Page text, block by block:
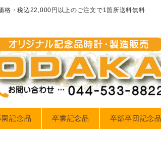
格・税込22,000円以上のご注文で1箇所送料無料
園記念品 卒業記念品 卒部卒団記念品